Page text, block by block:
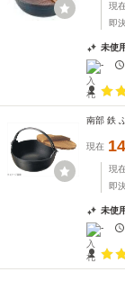
現
即
未使
-
南部 鉄
現在
現
即
未使
-